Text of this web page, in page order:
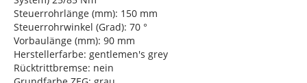
Steuerrohrlänge (mm): 150 mm
Steuerrohrwinkel (Grad): 70 °
Vorbaulänge (mm): 90 mm
Herstellerfarbe: gentlemen's grey
Rücktrittbremse: nein